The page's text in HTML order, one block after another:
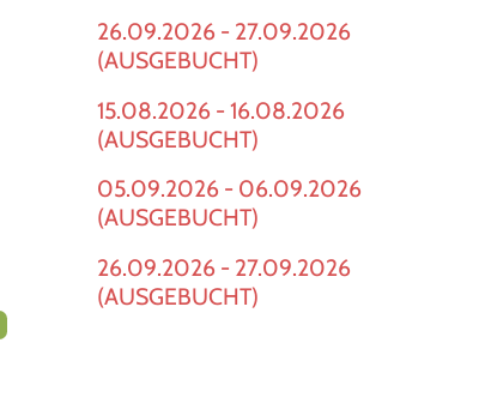
26.09.2026 - 27.09.2026
(AUSGEBUCHT)
15.08.2026 - 16.08.2026
(AUSGEBUCHT)
05.09.2026 - 06.09.2026
(AUSGEBUCHT)
26.09.2026 - 27.09.2026
(AUSGEBUCHT)